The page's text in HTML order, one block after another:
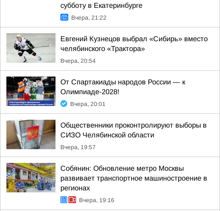
субботу в Екатеринбурге
Вчера, 21:22
Евгений Кузнецов выбрал «Сибирь» вместо
челябинского «Трактора»
Вчера, 20:54
От Спартакиады народов России — к
Олимпиаде-2028!
Вчера, 20:01
Общественники проконтролируют выборы в
СИЗО Челябинской области
Вчера, 19:57
Собянин: Обновление метро Москвы
развивает транспортное машиностроение в
регионах
Вчера, 19:16